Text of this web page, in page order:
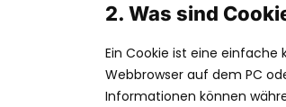
2. Was sind
Ein Cookie ist eine
Webbrowser auf dem PC
Informationen können